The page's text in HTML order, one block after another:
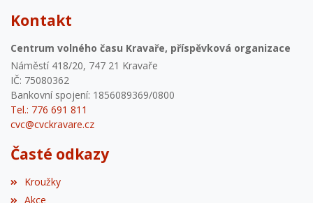
Kontakt
Centrum volného času Kravaře, příspěvková organizace
Náměstí 418/20, 747 21 Kravaře
IČ: 75080362
Bankovní spojení: 1856089369/0800
Tel.: 776 691 811
cvc@cvckravare.cz
Časté odkazy
Kroužky
Akce